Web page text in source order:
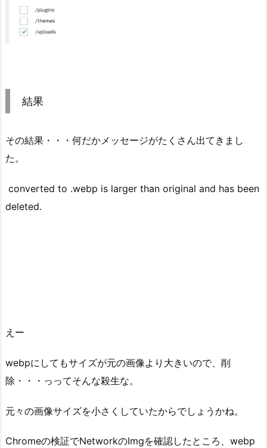
結果
その結果・・・何だかメッセージがたくさん出てきまし
た。
converted to .webp is larger than original and has been
deleted.
えー
webpにしてもサイズが元の画像より大きいので、削
除・・・っってそんな殺生な。
元々の画像サイズを小さくしていたからでしょうかね。
Chromeの検証でNetworkのImgを確認したところ、webp